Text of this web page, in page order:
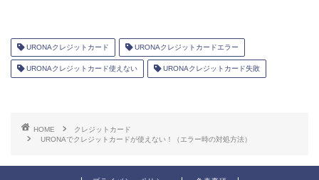
URONAクレジットカード URONAクレジットカードエラー
URONAクレジットカード使えない URONAクレジットカード失敗
HOME
クレジットカード
URONAでクレジットカードが使えない！（エラー時の対処方法）